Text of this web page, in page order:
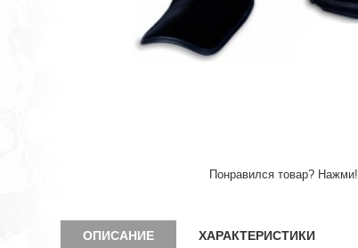
Понравился товар? Нажми!
ОПИСАНИЕ ХАРАКТЕРИСТИКИ